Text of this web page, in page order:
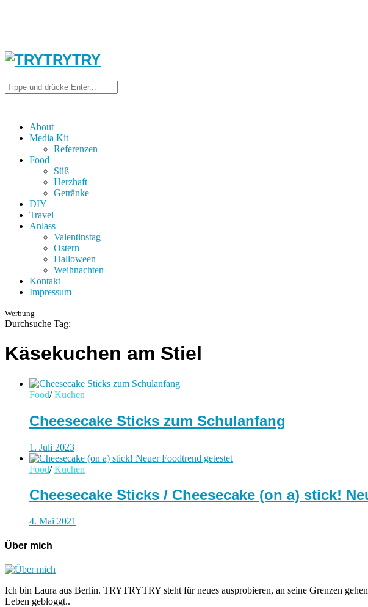
About
Media Kit
Referenzen
Food
Süß
Herzhaft
Getränke
DIY
Travel
Anlass
Valentinstag
Ostern
Halloween
Weihnachten
Kontakt
Impressum
Werbung
Durchsuche Tag:
Käsekuchen am Stiel
Food/ Kuchen
Cheesecake Sticks zum Schulanfang
1. Juli 2023
Food/ Kuchen
Cheesecake Sticks / Cheesecake (on a) stick!
4. Mai 2021
Über mich
Ich bin Laura aus Berlin. TRYTRYTRY steht für neues ausprobieren, an seine Grenzen
Leben gebloggt..